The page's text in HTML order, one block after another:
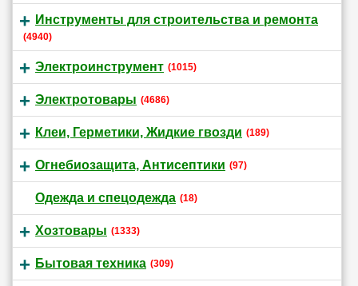
Инструменты для строительства и ремонта
(4940)
Электроинструмент (1015)
Электротовары (4686)
Клеи, Герметики, Жидкие гвозди (189)
Огнебиозащита, Антисептики (97)
Одежда и спецодежда (18)
Хозтовары (1333)
Бытовая техника (309)